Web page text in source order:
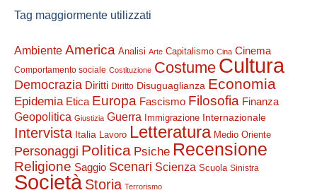
Tag maggiormente utilizzati
Ambiente America Analisi Arte Capitalismo Cina Cinema
Comportamento sociale Costituzione Costume Cultura
Democrazia Diritti Diritto Disuguaglianza Economia
Epidemia Etica Europa Fascismo Filosofia Finanza
Geopolitica Giustizia Guerra Immigrazione Internazionale
Intervista Italia Lavoro Letteratura Medio Oriente
Personaggi Politica Psiche Recensione
Religione Saggio Scenari Scienza Scuola Sinistra
Società Storia Terrorismo